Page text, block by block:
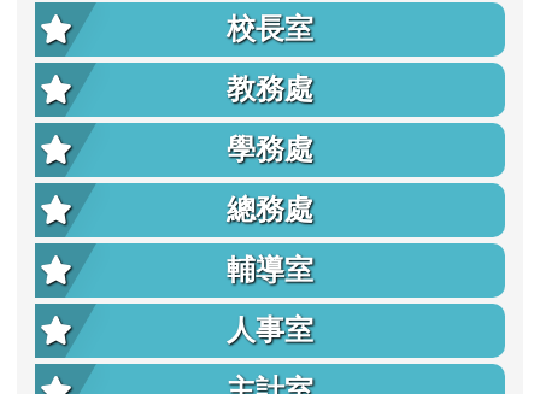
校長室
教務處
學務處
總務處
輔導室
人事室